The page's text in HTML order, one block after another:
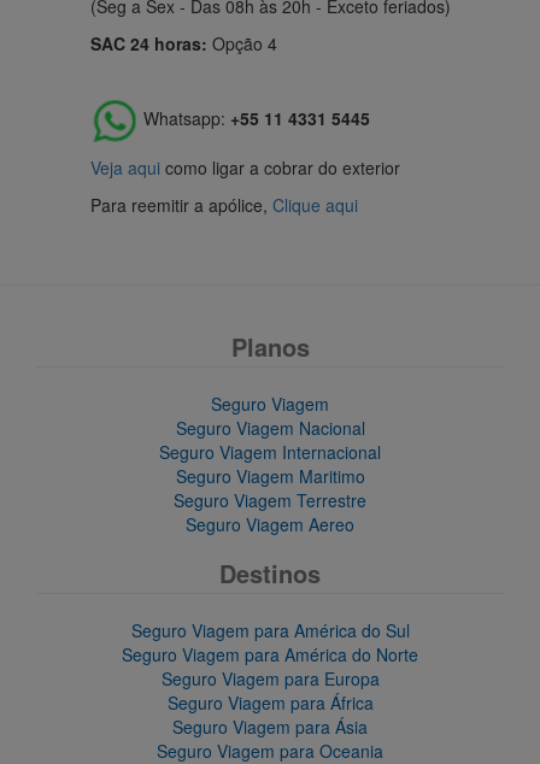
(Seg a Sex - Das 08h às 20h - Exceto feriados)
SAC 24 horas: Opção 4
Whatsapp: +55 11 4331 5445
Veja aqui como ligar a cobrar do exterior
Para reemitir a apólice, Clique aqui
Planos
Seguro Viagem
Seguro Viagem Nacional
Seguro Viagem Internacional
Seguro Viagem Maritimo
Seguro Viagem Terrestre
Seguro Viagem Aereo
Destinos
Seguro Viagem para América do Sul
Seguro Viagem para América do Norte
Seguro Viagem para Europa
Seguro Viagem para África
Seguro Viagem para Ásia
Seguro Viagem para Oceania